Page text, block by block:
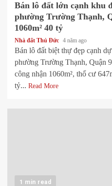
Bán lô đất lớn cạnh khu
phường Trường Thạnh,
1060m² 40 tỷ
Nhà đất Thủ Đức 4 năm ago
Bán lô đất biệt thự đẹp cạnh
phường Trường Thạnh, Quận
công nhận 1060m², thổ cư
tỷ... Read More
1 min read